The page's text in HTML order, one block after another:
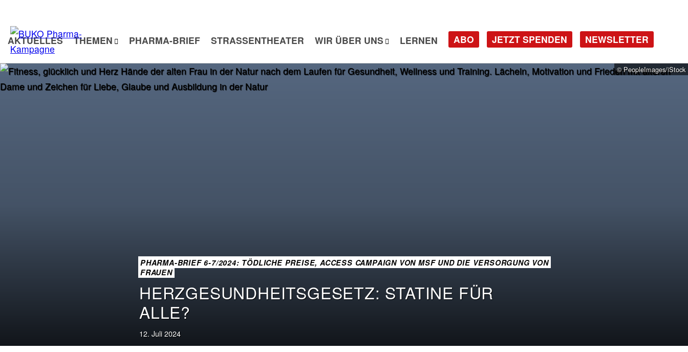
Inhalt
springen
AKTUELLES THEMEN PHARMA-BRIEF STRASSENTHEATER WIR ÜBER UNS LERNEN ABO JETZT SPENDEN NEWSLETTER
© PeopleImages/iStock
PHARMA-BRIEF 6-7/2024: TÖDLICHE PREISE, ACCESS CAMPAIGN VON MSF UND DIE VERSORGUNG VON
FRAUEN
HERZGESUNDHEITSGESETZ: STATINE FÜR
ALLE?
12. Juli 2024